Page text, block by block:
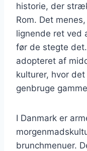
historie, der
Rom. Det
lignende ret
før de stegte
adopteret af
kulturer, hvor
genbruge
I Danmark er
brunchmenuer.